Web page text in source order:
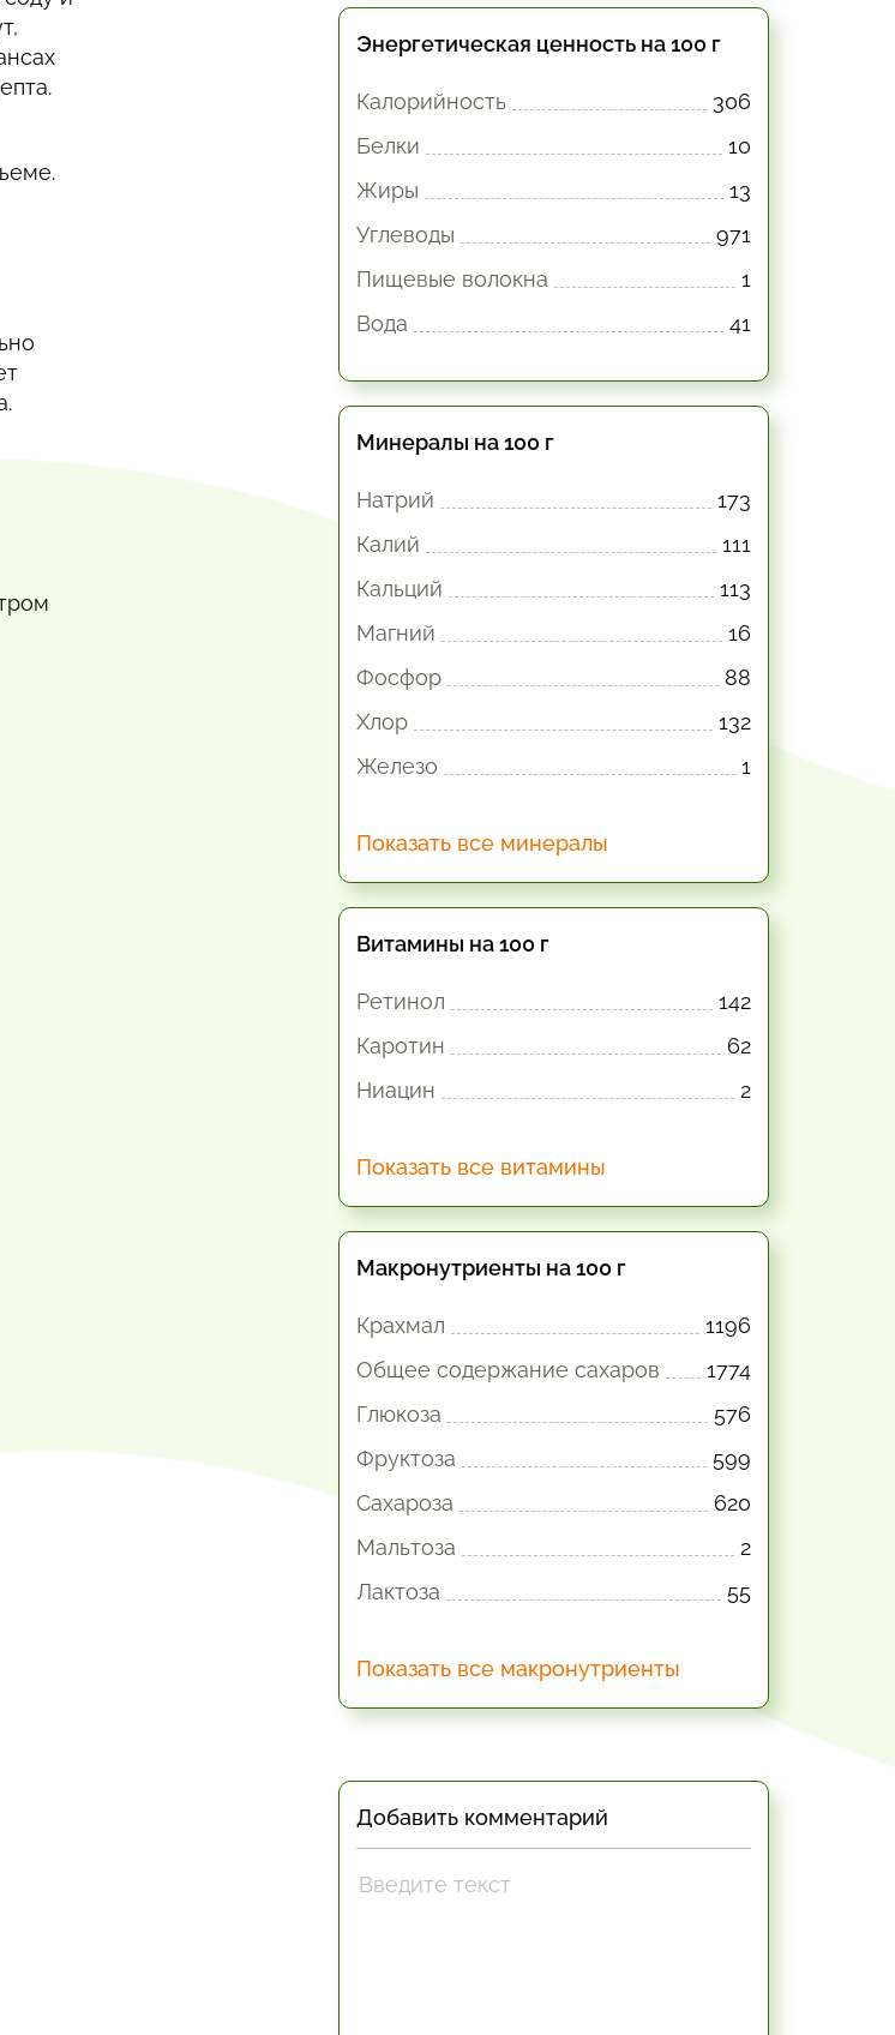
Энергетическая ценность на 100 г
Калорийность
306
Белки
10
Жиры
13
Углеводы
971
Пищевые волокна
1
Вода
41
Минералы на 100 г
Натрий
173
Калий
111
Кальций
113
Магний
16
Фосфор
88
Хлор
132
Железо
1
Показать все минералы
Витамины на 100 г
Ретинол
142
Каротин
62
Ниацин
2
Показать все витамины
Макронутриенты на 100 г
Крахмал
1196
Общее содержание сахаров
1774
Глюкоза
576
Фруктоза
599
Сахароза
620
Мальтоза
2
Лактоза
55
Показать все макронутриенты
Добавить комментарий